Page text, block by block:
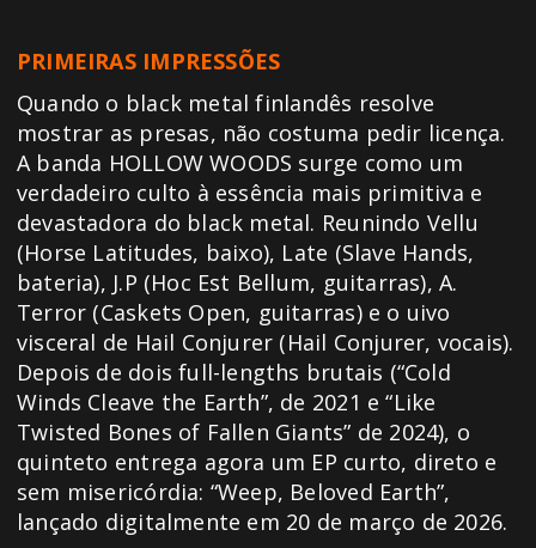
PRIMEIRAS IMPRESSÕES
Quando o black metal finlandês resolve
mostrar as presas, não costuma pedir licença.
A banda HOLLOW WOODS surge como um
verdadeiro culto à essência mais primitiva e
devastadora do black metal. Reunindo Vellu
(Horse Latitudes, baixo), Late (Slave Hands,
bateria), J.P (Hoc Est Bellum, guitarras), A.
Terror (Caskets Open, guitarras) e o uivo
visceral de Hail Conjurer (Hail Conjurer, vocais).
Depois de dois full-lengths brutais (“Cold
Winds Cleave the Earth”, de 2021 e “Like
Twisted Bones of Fallen Giants” de 2024), o
quinteto entrega agora um EP curto, direto e
sem misericórdia: “Weep, Beloved Earth”,
lançado digitalmente em 20 de março de 2026.